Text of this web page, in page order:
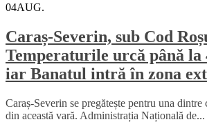
04AUG.
Caraș-Severin, sub Cod
Temperaturile urcă până la
iar Banatul intră în zona
Caraș-Severin se pregătește pentru una
din această vară. Administrația Națională de...